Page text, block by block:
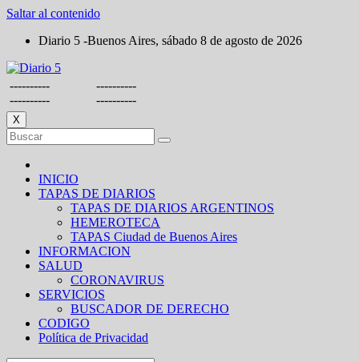
Saltar al contenido
Diario 5 -Buenos Aires, sábado 8 de agosto de 2026
----------
----------
----------
----------
X
INICIO
TAPAS DE DIARIOS
TAPAS DE DIARIOS ARGENTINOS
HEMEROTECA
TAPAS Ciudad de Buenos Aires
INFORMACION
SALUD
CORONAVIRUS
SERVICIOS
BUSCADOR DE DERECHO
CODIGO
Política de Privacidad